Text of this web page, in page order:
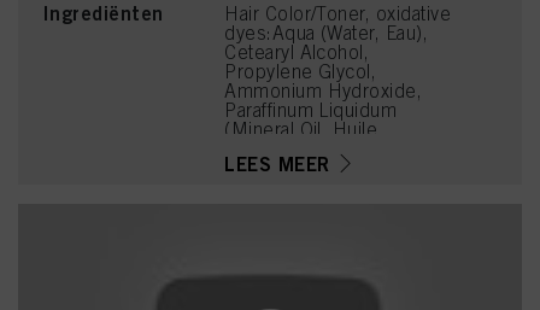
Ingrediënten
Hair Color/Toner, oxidative
dyes:Aqua (Water, Eau),
Cetearyl Alcohol,
Propylene Glycol,
Ammonium Hydroxide,
Paraffinum Liquidum
(Mineral Oil, Huile
Toluene-2,5-Diamine
Glyceryl Stearate,
LEES MEER